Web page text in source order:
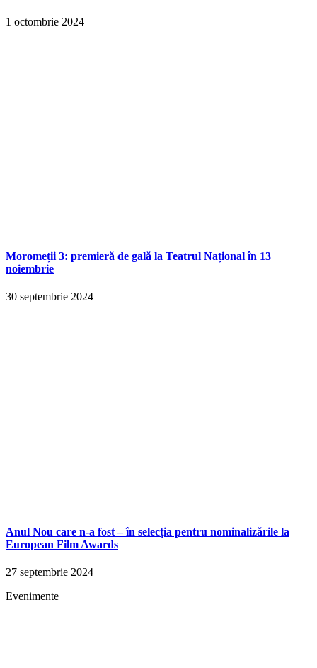
1 octombrie 2024
Moromeții 3: premieră de gală la Teatrul Național în 13
noiembrie
30 septembrie 2024
Anul Nou care n-a fost – în selecția pentru nominalizările la
European Film Awards
27 septembrie 2024
Evenimente